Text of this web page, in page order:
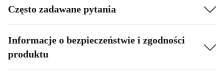
Często zadawane pytania
Informacje o bezpieczeństwie i zgodności
produktu